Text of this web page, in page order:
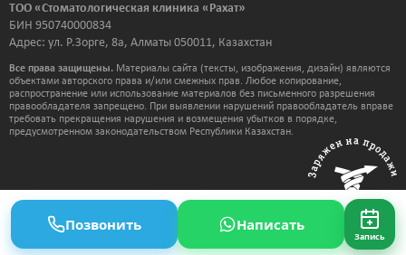
ТОО «Стоматологическая клиника «Рахат»
БИН 950740000834
Адрес: ул. Р.Зорге, 8а, Алматы 050011, Казахстан
Все права защищены. Материалы сайта (тексты, изображения, дизайн) являются
объектами авторского права и/или смежных прав. Любое копирование,
распространение или использование материалов без письменного разрешения
правообладателя запрещено. При выявлении нарушений правообладатель вправе
требовать прекращения нарушения и возмещения убытков в порядке,
предусмотренном законодательством Республики Казахстан.
Позвонить Написать
Запись